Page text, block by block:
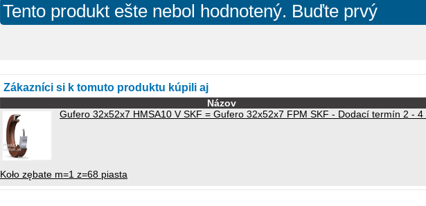
Tento produkt ešte nebol hodnotený. Buďte prvý
Zákazníci si k tomuto produktu kúpili aj
Názov
Gufero 32x52x7 HMSA10 V SKF = Gufero 32x52x7 FPM SKF - Dodací termín 2 - 4
Koło zębate m=1 z=68 piasta